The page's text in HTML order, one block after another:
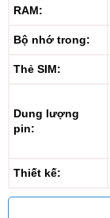
RAM:
Bộ nhớ trong:
Thẻ SIM:
Dung lượng
pin:
Thiết kế: